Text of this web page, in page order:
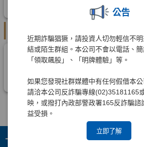
公告
近期詐騙猖獗，請投資人切勿輕信不
結或陌生群組。本公司不會以電話、
「領取飆股」、「明牌體驗」等。
如果您發現社群媒體中有任何假借本公
請洽本公司反詐騙專線(02)35181165
映，或撥打內政部警政署165反詐騙諮
益受損。
立即了解
+